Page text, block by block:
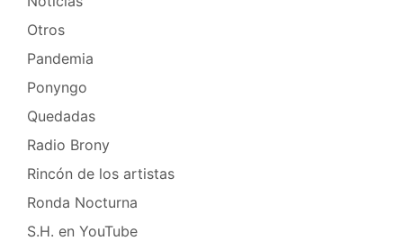
Otros
Pandemia
Ponyngo
Quedadas
Radio Brony
Rincón de los artistas
Ronda Nocturna
S.H. en YouTube